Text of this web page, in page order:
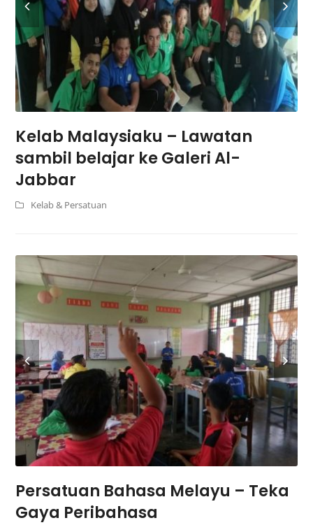
Kelab Malaysiaku – Lawatan
sambil belajar ke Galeri Al-
Jabbar
Kelab & Persatuan
Persatuan Bahasa Melayu – Teka
Gaya Peribahasa